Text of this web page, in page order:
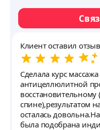
Клиент оставил отзыв
Сделала курс
антицеллюлитной
восстановительному
спине),результатом
осталась
была подобрана